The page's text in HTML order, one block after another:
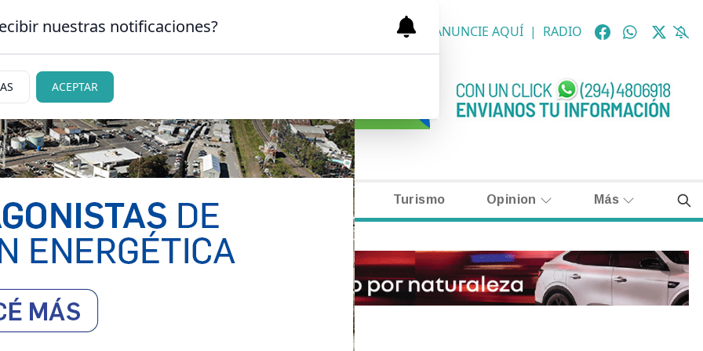
DE BARILOCHE CLASIFICADOS NECROLÓGICAS ANUNCIE AQUÍ | RADIO
Judiciales Turismo Opinion Más
nuestras notificaciones?
ACEPTAR